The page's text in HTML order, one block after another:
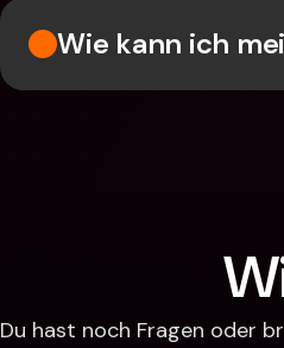
Wie kann ich
Du hast noch Fragen oder